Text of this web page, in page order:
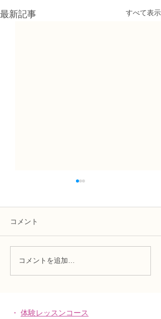
最新記事 すべて表示
NFD講師研究科コース
「木枠の壁飾り」
コメント
コメントを追加…
・ 体験レッスンコース